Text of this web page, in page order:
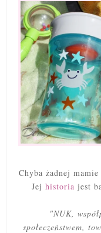
Chyba żadnej
Jej historia jest
"NUK,
społeczeństwem,